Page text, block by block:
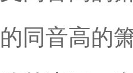
的同音高的